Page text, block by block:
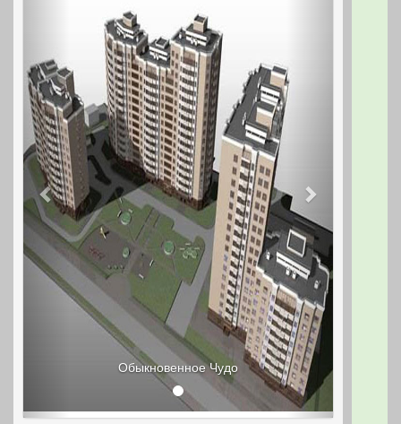
Обыкновенное Чудо